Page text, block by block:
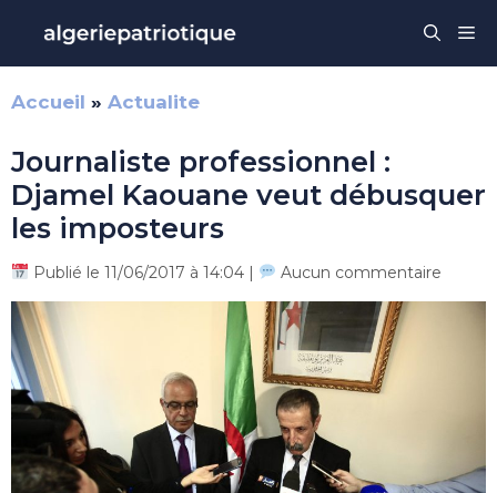
contenu
Accueil » Actualite
Journaliste professionnel :
Djamel Kaouane veut débusquer
les imposteurs
Publié le 11/06/2017 à 14:04 | Aucun commentaire